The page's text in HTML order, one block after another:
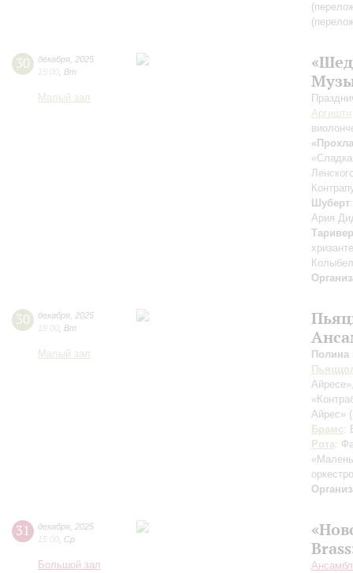
30 декабря 2025
15:00 Вт
Малый зал
Аргишти
Шуберт
Ария
30 декабря 2025
19:00 Вт
Малый зал
Полина
Айрес»
Брамс:
Рота:
31 декабря 2025
15:00 Ср
Большой зал